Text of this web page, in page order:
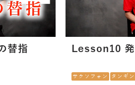
替指 Lesson10
サクソフォン タンギ